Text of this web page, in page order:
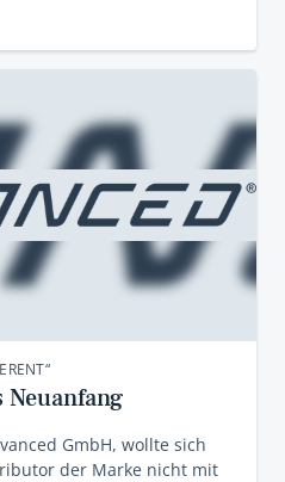
Neuanfang
GmbH, wollte sich
der Marke nicht mit